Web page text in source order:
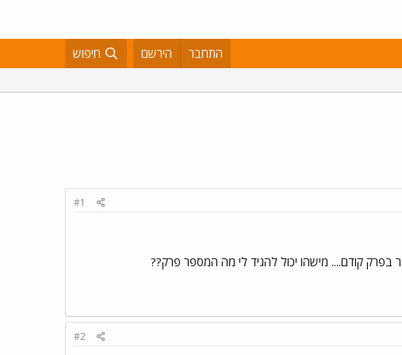
התחבר הירשם חיפוש
#1
#2